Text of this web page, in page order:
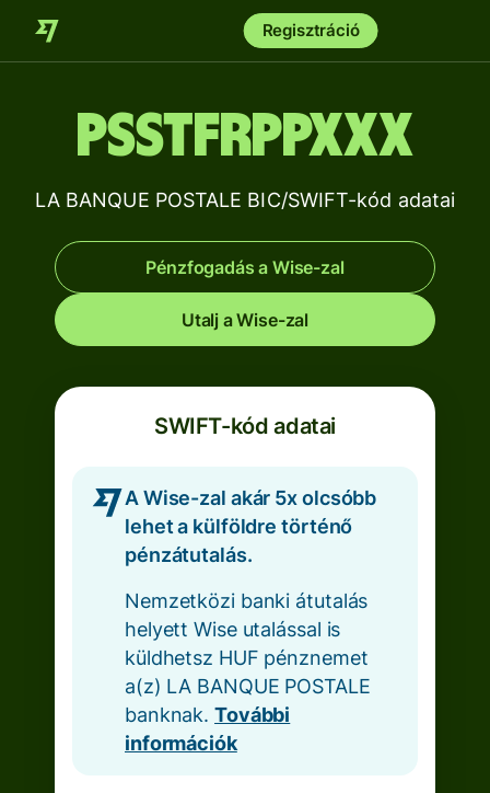
Regisztráció
PSSTFRPPXXX
LA BANQUE POSTALE BIC/SWIFT-kód adatai
Pénzfogadás a Wise-zal
Utalj a Wise-zal
SWIFT-kód adatai
A Wise-zal akár 5x olcsóbb
lehet a külföldre történő
pénzátutalás.
Nemzetközi banki átutalás
helyett Wise utalással is
küldhetsz HUF pénznemet
a(z) LA BANQUE POSTALE
banknak.További
információk